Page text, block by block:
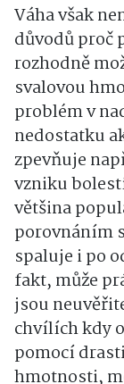
Váha však
důvodů proč
rozhodně
svalovou
problém v
nedostatku
zpevňuje
vzniku
většina
porovnáním
spaluje i po
fakt, může
jsou
chvílích kdy
pomocí
hmotnosti,